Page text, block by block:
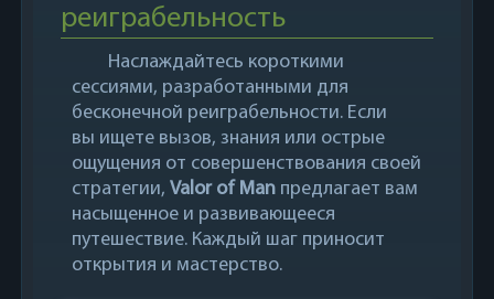
реиграбельность
Наслаждайтесь короткими
сессиями, разработанными для
бесконечной реиграбельности. Если
вы ищете вызов, знания или острые
ощущения от совершенствования своей
стратегии,Valor of Man предлагает вам
насыщенное и развивающееся
путешествие. Каждый шаг приносит
открытия и мастерство.